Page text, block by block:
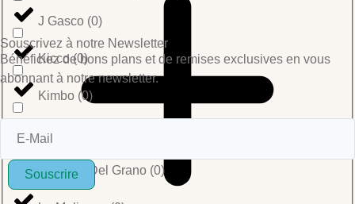
J Gasco (0)
Kicco(0)
Kimbo (0)
La Boite A Canard
La Casa Del Grano (0)
Souscrivez à notre Newsletter
Bénéficiez de bons plans et de remises exclusives en vous
abonnant à notre newsletter.
Souscrire